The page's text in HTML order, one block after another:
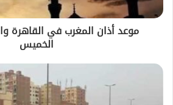
موعد أذان المغرب في القاهرة
الخميس